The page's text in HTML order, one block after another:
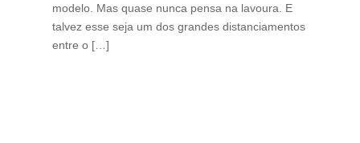
modelo. Mas quase nunca pensa na lavoura. E
talvez esse seja um dos grandes distanciamentos
entre o […]